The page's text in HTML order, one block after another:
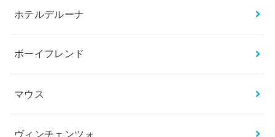
ホテルデルーナ
ボーイフレンド
マウス
ヴィンチェンツォ